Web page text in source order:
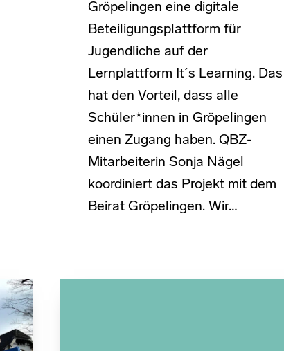
Gröpelingen eine digitale
Beteiligungsplattform für
Jugendliche auf der
Lernplattform It´s Learning. Das
hat den Vorteil, dass alle
Schüler*innen in Gröpelingen
einen Zugang haben. QBZ-
Mitarbeiterin Sonja Nägel
koordiniert das Projekt mit dem
Beirat Gröpelingen. Wir…